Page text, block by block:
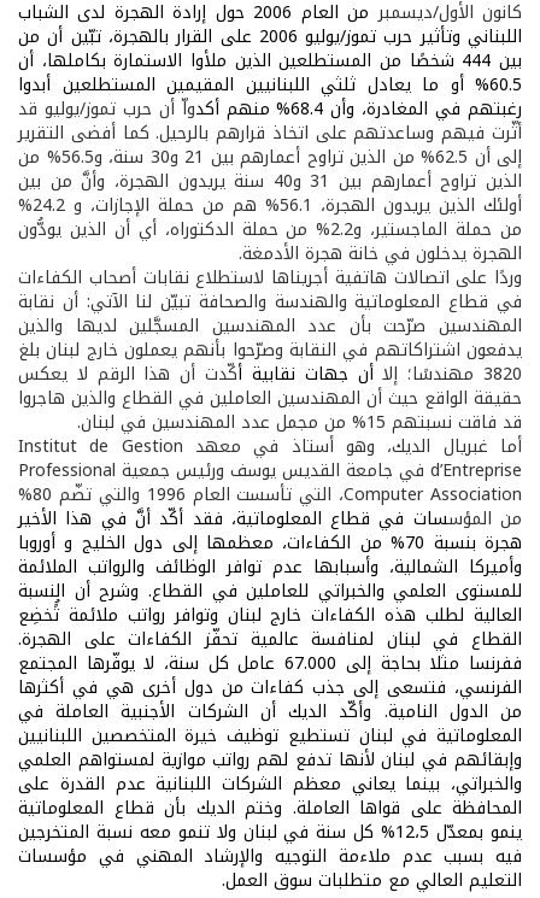
كانون الأول/ديسمبر من العام 2006 حول إرادة الهجرة لدى الشباب
اللبناني وتأثير حرب تموز/يوليو 2006 على القرار بالهجرة، تبّين أن من
بين 444 شخصًا من المستطلعين الذين ملأوا الاستمارة بكاملها، أن
60.5% أو ما يعادل ثلثي اللبنانيين المقيمين المستطلعين أبدوا
رغبتهم في المغادرة، وأن 68.4% منهم أكد واّ أن حرب تموز/يوليو قد
أثّرت فيهم وساعدتهم على اتخاذ قرارهم بالرحيل. كما أفضى التقرير
إلى أن 62.5% من الذين تراوح أعمارهم بين 21 و30 سنة، و56.5% من
الذين تراوح أعمارهم بين 31 و40 سنة يريدون الهجرة، وأنَّ من بين
أولئك الذين يريدون الهجرة، 56.1% هم من حملة الإجازات، و 24.2%
من حملة الماجستير، و2.2% من حملة الدكتوراه، أي أن الذين يودُّون
الهجرة يدخلون في خانة هجرة الأدمغة.
وردًا على اتصالات هاتفية أجريناها لاستطلاع نقابات أصحاب الكفاءات
في قطاع المعلوماتية والهندسة والصحافة تبيّن لنا الآتي: أن نقابة
المهندسين صرّحت بأن عدد المهندسين المسجَّلين لديها والذين
يدفعون اشتراكاتهم في النقابة وصرّحوا بأنهم يعملون خارج لبنان بلغ
3820 مهندسًا؛ إلا أن جهات نقابية أكّدت أن هذا الرقم لا يعكس
حقيقة الواقع حيث أن المهندسين العاملين في القطاع والذين هاجروا
قد فاقت نسبتهم 15% من مجمل عدد المهندسين في لبنان.
أما غبريال الديك، وهو أستاذ في معهد Institut de Gestion
d’Entreprise في جامعة القديس يوسف ورئيس جمعية Professional
Computer Association ، التي تأسست العام 1996 والتي تضّم 80%
من المؤسسات في قطاع المعلوماتية، فقد أكّد أنَّ في هذا الأخير
هجرة بنسبة 70% من الكفاءات، معظمها إلى دول الخليج و أوروبا
وأميركا الشمالية، وأسبابها عدم توافر الوظائف والرواتب الملائمة
للمستوى العلمي والخبراتي للعاملين في القطاع. وشرح أن النسبة
العالية لطلب هذه الكفاءات خارج لبنان وتوافر رواتب ملائمة تًُخضِع
القطاع في لبنان لمنافسة عالمية تحفّز الكفاءات على الهجرة.
ففرنسا مثلا بحاجة إلى 67.000 عامل كل سنة، لا يوفّرها المجتمع
الفرنسي، فتسعى إلى جذب كفاءات من دول أخرى هي في أكثرها
من الدول النامية. وأكّد الديك أن الشركات الأجنبية العاملة في
المعلوماتية في لبنان تستطيع توظيف خيرة المتخصصين اللبنانيين
وإبقائهم في لبنان لأنها تدفع لهم رواتب موازية لمستواهم العلمي
والخبراتي، بينما يعاني معظم الشركات اللبنانية عدم القدرة على
المحافظة على قواها العاملة. وختم الديك بأن قطاع المعلوماتية
ينمو بمعدّل 12،5% كل سنة في لبنان ولا تنمو معه نسبة المتخرجين
فيه بسبب عدم ملاءمة التوجيه والإرشاد المهني في مؤسسات
التعليم العالي مع متطلبات سوق العمل.